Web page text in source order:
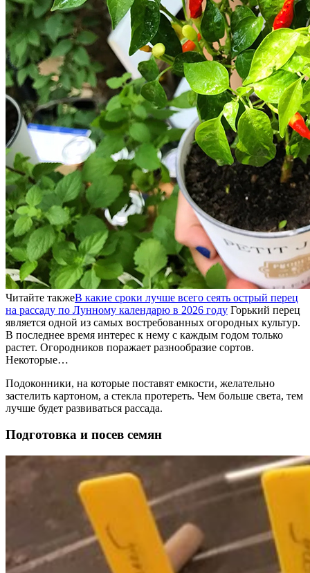
Читайте такжеВ какие сроки лучше всего сеять острый перец
на рассаду по Лунному календарю в 2026 году Горький перец
является одной из самых востребованных огородных культур.
В последнее время интерес к нему с каждым годом только
растет. Огородников поражает разнообразие сортов.
Некоторые…
Подоконники, на которые поставят емкости, желательно
застелить картоном, а стекла протереть. Чем больше света, тем
лучше будет развиваться рассада.
Подготовка и посев семян